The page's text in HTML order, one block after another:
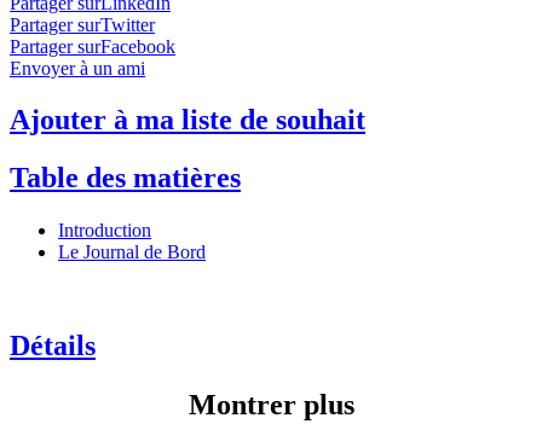
Partager surTwitter
Partager surFacebook
Envoyer à un ami
Ajouter à ma liste de souhait
Table des matières
Introduction
Le Journal de Bord
Détails
Montrer plus